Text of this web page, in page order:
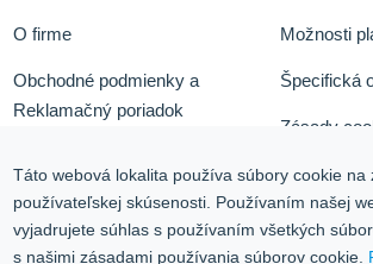
O firme
Obchodné podmienky a
Reklamačný poriadok
Služby
Kontakt
Možnosti
Špecifická
Zásady
Ochrana
Blog
Táto webová lokalita používa súbory cookie na
používateľskej skúsenosti. Používaním našej
vyjadrujete súhlas s používaním všetkých
s našimi zásadami používania súborov cookie.